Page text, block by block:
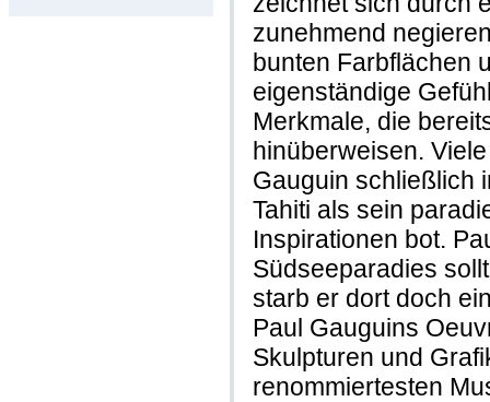
zunehmend
bunten Farbflächen
eigenständige
Merkmale, die
hinüberweisen.
Gauguin schließlich
Tahiti als sein
Inspirationen bot.
Südseeparadies
starb er dort doch
Paul Gauguins
Skulpturen und
renommiertesten